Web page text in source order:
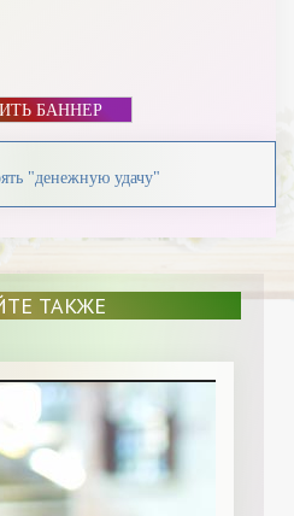
БАННЕР
"денежную удачу"
ТАКЖЕ